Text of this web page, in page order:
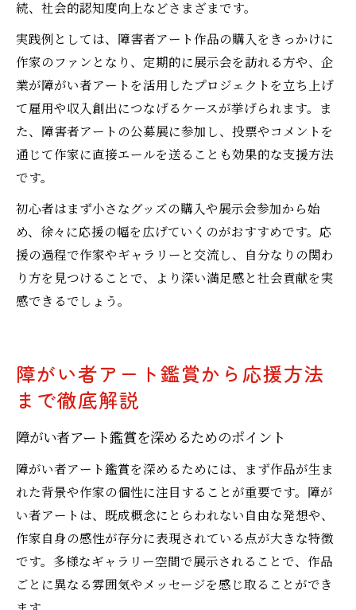
続、社会的認知度向上などさまざまです。
実践例としては、障害者アート作品の購入をきっかけに
作家のファンとなり、定期的に展示会を訪れる方や、企
業が障がい者アートを活用したプロジェクトを立ち上げ
て雇用や収入創出につなげるケースが挙げられます。ま
た、障害者アートの公募展に参加し、投票やコメントを
通じて作家に直接エールを送ることも効果的な支援方法
です。
初心者はまず小さなグッズの購入や展示会参加から始
め、徐々に応援の幅を広げていくのがおすすめです。応
援の過程で作家やギャラリーと交流し、自分なりの関わ
り方を見つけることで、より深い満足感と社会貢献を実
感できるでしょう。
障がい者アート鑑賞から応援方法
まで徹底解説
障がい者アート鑑賞を深めるためのポイント
障がい者アート鑑賞を深めるためには、まず作品が生ま
れた背景や作家の個性に注目することが重要です。障が
い者アートは、既成概念にとらわれない自由な発想や、
作家自身の感性が存分に表現されている点が大きな特徴
です。多様なギャラリー空間で展示されることで、作品
ごとに異なる雰囲気やメッセージを感じ取ることができ